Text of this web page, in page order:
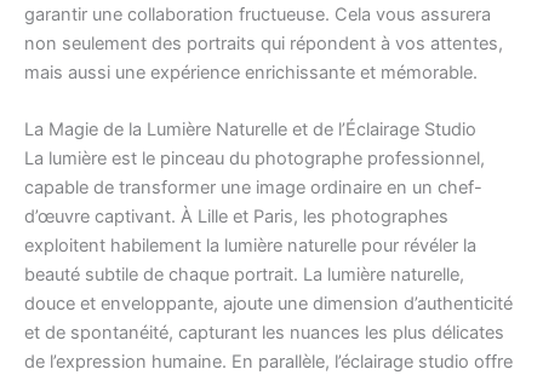
garantir une collaboration fructueuse. Cela vous assurera
non seulement des portraits qui répondent à vos attentes,
mais aussi une expérience enrichissante et mémorable.
La Magie de la Lumière Naturelle et de l’Éclairage Studio
La lumière est le pinceau du photographe professionnel,
capable de transformer une image ordinaire en un chef-
d’œuvre captivant. À Lille et Paris, les photographes
exploitent habilement la lumière naturelle pour révéler la
beauté subtile de chaque portrait. La lumière naturelle,
douce et enveloppante, ajoute une dimension d’authenticité
et de spontanéité, capturant les nuances les plus délicates
de l’expression humaine. En parallèle, l’éclairage studio offre